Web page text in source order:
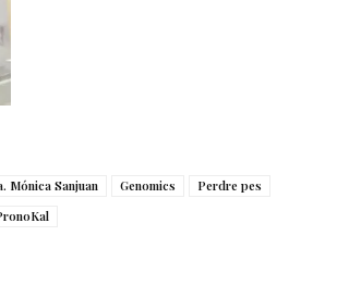
Mónica Sanjuan Genomics
Perdre pes